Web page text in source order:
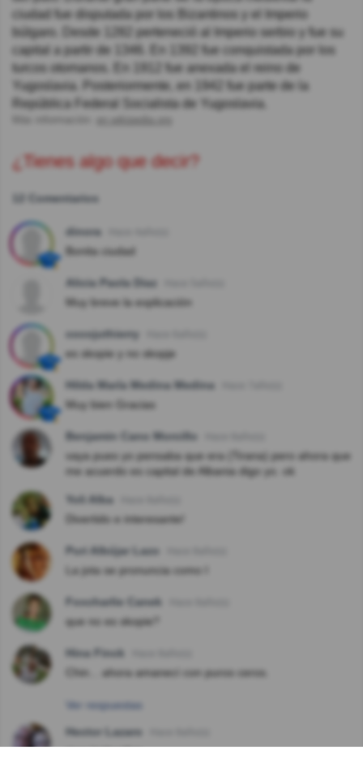
ciudad fue disputada por los Bizantinos y el Imperio
búlgaro. Desde 1282 perteneció al Imperio serbio y fue su
capital a partir de 1346. En 1392 fue conquistada por los
turcos otomanos. En 1912 fue anexada el reino de
Yugoslavia. Posteriormente, en 1942 fue parte de la
República Federal Socialista de Yugoslavia.
en.wikipedia.org
¿Tienes algo que decir?
12 Comentarios
dinora
Bonita ciudad
Alicia Paola Diaz
Muy breve la explicación
cocojuthierry
es skopie y no skopje
Hilda María Medina Medina
Muy bien Gracias
Benjamin Cano Morcillo
vaya pues yo pensaba que era (Tirana) pero ahora que
me acuerdo es capital de Albania digo yo. ok
Yoli Alba
Divertido e interesante!
Puri Albújar Lazo
La jota se pronuncia como I
Foxcharlie Canek
que no es skopie?
Hina Finck
Chin... ahora amanecí con puros ceros.
Ver respuestas
Hector Lazaro
muy instructivo